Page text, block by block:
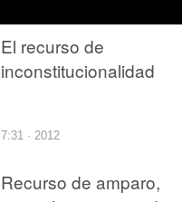
El recurso de
inconstitucionalidad
7:31 · 2012
Recurso de amparo,